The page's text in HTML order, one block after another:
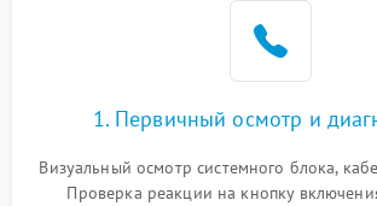
1. Первичный осмотр и
Визуальный осмотр системного блока,
Проверка реакции на кнопку